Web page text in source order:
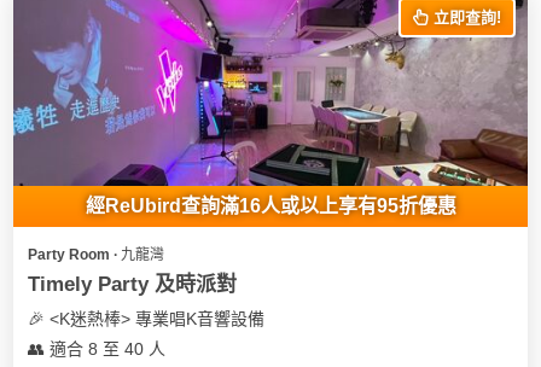
立即查詢!
經ReUbird查詢滿16人或以上享有95折優惠
Party Room ∙ 九龍灣
Timely Party 及時派對
🎉 <K迷熱棒> 專業唱K音響設備
👥 適合 8 至 40 人